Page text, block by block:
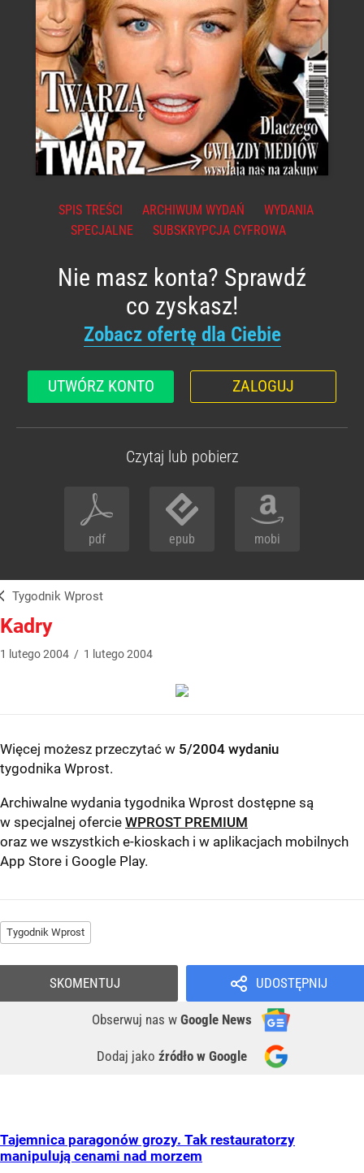
SPIS TREŚCI ARCHIWUM WYDAŃ
WYDANIA
SPECJALNE
SUBSKRYPCJA CYFROWA
Nie masz konta? Sprawdź
co zyskasz!
Zobacz ofertę dla Ciebie
UTWÓRZ KONTO ZALOGUJ
Czytaj lub pobierz
pdf epub mobi
Tygodnik Wprost
Kadry
1 lutego2004 / 1 lutego2004
Więcej możesz przeczytać w 5/2004 wydaniu
tygodnika Wprost.
Archiwalne wydania tygodnika Wprost dostępne są
w specjalnej ofercie WPROST PREMIUM
oraz we wszystkich e-kioskach i w aplikacjach mobilnych
App Store i Google Play.
Tygodnik Wprost
UDOSTĘPNIJ
Obserwuj nas w Google News
Dodaj jako źródło w Google
SKOMENTUJ
Tajemnica paragonów grozy. Tak restauratorzy
manipulują cenami nad morzem